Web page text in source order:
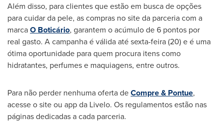
Além disso, para clientes que estão em busca de opções
para cuidar da pele, as compras no site da parceria com a
marcaO Boticário, garantem o acúmulo de 6 pontos por
real gasto. A campanha é válida até sexta-feira (20) e é uma
ótima oportunidade para quem procura itens como
hidratantes, perfumes e maquiagens, entre outros.
Para não perder nenhuma oferta deCompre & Pontue,
acesse o site ou app da Livelo. Os regulamentos estão nas
páginas dedicadas a cada parceria.